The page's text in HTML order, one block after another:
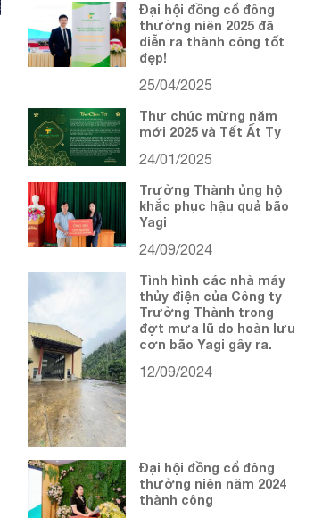
Đại hội đồng cổ đông
thường niên 2025 đã
diễn ra thành công tốt
đẹp!
25/04/2025
Thư chúc mừng năm
mới 2025 và Tết Ất Tỵ
24/01/2025
Trường Thành ủng hộ
khắc phục hậu quả bão
Yagi
24/09/2024
Tình hình các nhà máy
thủy điện của Công ty
Trường Thành trong
đợt mưa lũ do hoàn lưu
cơn bão Yagi gây ra.
12/09/2024
Đại hội đồng cổ đông
thường niên năm 2024
thành công